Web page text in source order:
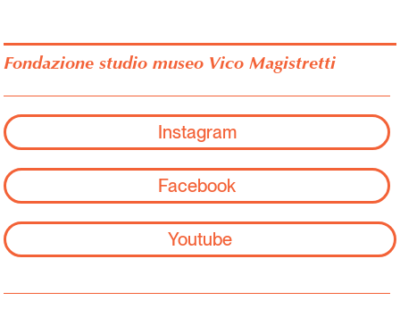
Fondazione studio museo Vico Magistretti
Instagram
Facebook
Youtube